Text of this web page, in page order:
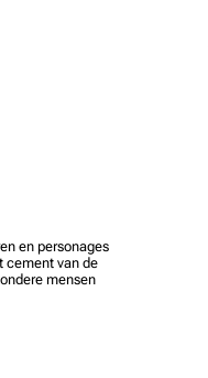
en personages
cement van de
mensen